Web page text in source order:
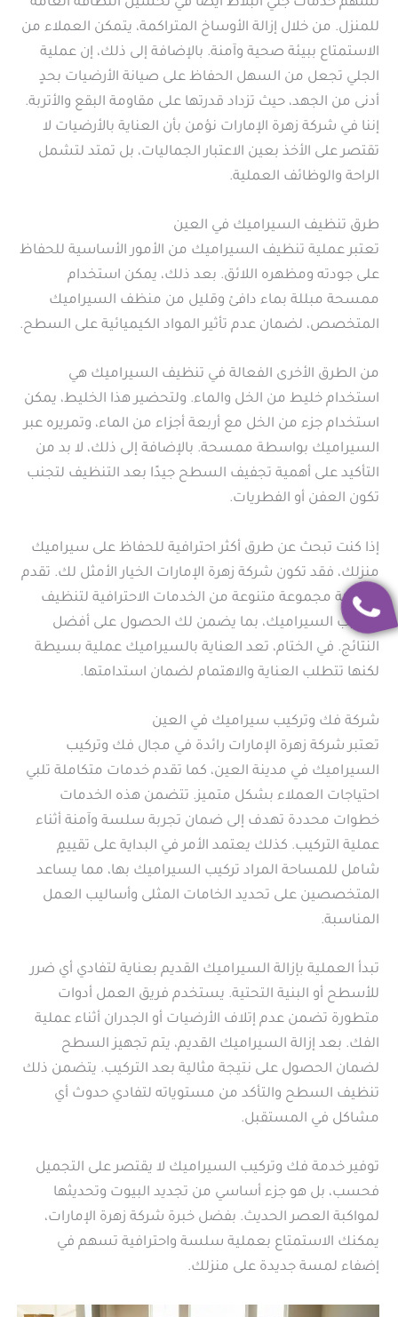
تسهم خدمات جلي البلاط ايضا في تحسين النظافة العامة
للمنزل. من خلال إزالة الأوساخ المتراكمة، يتمكن العملاء من
الاستمتاع ببيئة صحية وآمنة. بالإضافة إلى ذلك، إن عملية
الجلي تجعل من السهل الحفاظ على صيانة الأرضيات بحدٍ
أدنى من الجهد، حيث تزداد قدرتها على مقاومة البقع والأتربة.
إننا في شركة زهرة الإمارات نؤمن بأن العناية بالأرضيات لا
تقتصر على الأخذ بعين الاعتبار الجماليات، بل تمتد لتشمل
الراحة والوظائف العملية.
طرق تنظيف السيراميك في العين
تعتبر عملية تنظيف السيراميك من الأمور الأساسية للحفاظ
على جودته ومظهره اللائق. بعد ذلك، يمكن استخدام
ممسحة مبللة بماء دافئ وقليل من منظف السيراميك
المتخصص، لضمان عدم تأثير المواد الكيميائية على السطح.
من الطرق الأخرى الفعالة في تنظيف السيراميك هي
استخدام خليط من الخل والماء. ولتحضير هذا الخليط، يمكن
استخدام جزء من الخل مع أربعة أجزاء من الماء، وتمريره عبر
السيراميك بواسطة ممسحة. بالإضافة إلى ذلك، لا بد من
التأكيد على أهمية تجفيف السطح جيدًا بعد التنظيف لتجنب
تكون العفن أو الفطريات.
إذا كنت تبحث عن طرق أكثر احترافية للحفاظ على سيراميك
منزلك، فقد تكون شركة زهرة الإمارات الخيار الأمثل لك. تقدم
الشركة مجموعة متنوعة من الخدمات الاحترافية لتنظيف
وتركيب السيراميك، بما يضمن لك الحصول على أفضل
النتائج. في الختام، تعد العناية بالسيراميك عملية بسيطة
لكنها تتطلب العناية والاهتمام لضمان استدامتها.
شركة فك وتركيب سيراميك في العين
تعتبر شركة زهرة الإمارات رائدة في مجال فك وتركيب
السيراميك في مدينة العين، كما تقدم خدمات متكاملة تلبي
احتياجات العملاء بشكل متميز. تتضمن هذه الخدمات
خطوات محددة تهدف إلى ضمان تجربة سلسة وآمنة أثناء
عملية التركيب. كذلك يعتمد الأمر في البداية على تقييمٍ
شامل للمساحة المراد تركيب السيراميك بها، مما يساعد
المتخصصين على تحديد الخامات المثلى وأساليب العمل
المناسبة.
تبدأ العملية بإزالة السيراميك القديم بعناية لتفادي أي ضرر
للأسطح أو البنية التحتية. يستخدم فريق العمل أدوات
متطورة تضمن عدم إتلاف الأرضيات أو الجدران أثناء عملية
الفك. بعد إزالة السيراميك القديم، يتم تجهيز السطح
لضمان الحصول على نتيجة مثالية بعد التركيب. يتضمن ذلك
تنظيف السطح والتأكد من مستوياته لتفادي حدوث أي
مشاكل في المستقبل.
توفير خدمة فك وتركيب السيراميك لا يقتصر على التجميل
فحسب، بل هو جزء أساسي من تجديد البيوت وتحديثها
لمواكبة العصر الحديث. بفضل خبرة شركة زهرة الإمارات،
يمكنك الاستمتاع بعملية سلسة واحترافية تسهم في
إضفاء لمسة جديدة على منزلك.